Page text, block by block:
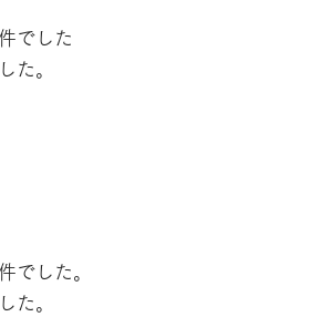
でした
た。
でした。
た。